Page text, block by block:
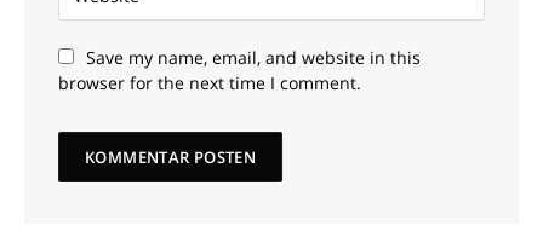
Save my name, email, and website in this
browser for the next time I comment.